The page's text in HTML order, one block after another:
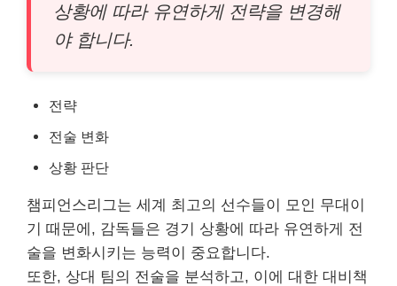
상황에 따라 유연하게 전략을 변경해
야 합니다.
전략
전술 변화
상황 판단
챔피언스리그는 세계 최고의 선수들이 모인 무대이
기 때문에, 감독들은 경기 상황에 따라 유연하게 전
술을 변화시키는 능력이 중요합니다.
또한, 상대 팀의 전술을 분석하고, 이에 대한 대비책